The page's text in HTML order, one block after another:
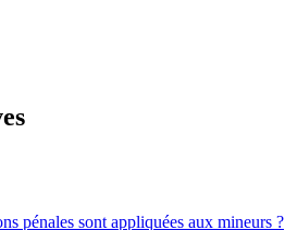
pénales sont appliquées aux mineurs ?